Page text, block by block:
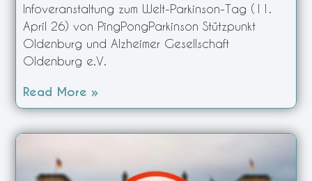
Infoveranstaltung zum Welt-Parkinson-Tag (11.
April 26) von PingPongParkinson Stützpunkt
Oldenburg und Alzheimer Gesellschaft
Oldenburg e.V.
Read More »